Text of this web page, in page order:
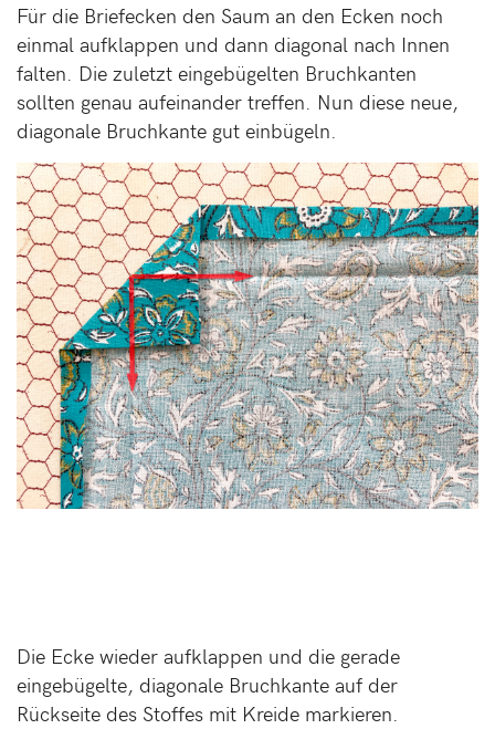
Für die Briefecken den Saum an den Ecken noch
einmal aufklappen und dann diagonal nach Innen
falten. Die zuletzt eingebügelten Bruchkanten
sollten genau aufeinander treffen. Nun diese neue,
diagonale Bruchkante gut einbügeln.
Die Ecke wieder aufklappen und die gerade
eingebügelte, diagonale Bruchkante auf der
Rückseite des Stoffes mit Kreide markieren.